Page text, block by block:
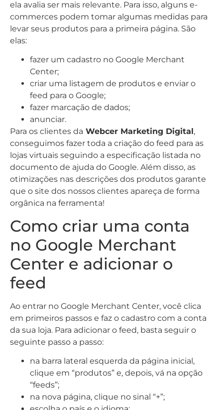
ela avalia ser mais relevante. Para isso, alguns e-
commerces podem tomar algumas medidas para
levar seus produtos para a primeira página. São
elas:
fazer um cadastro no Google Merchant
Center;
criar uma listagem de produtos e enviar o
feed para o Google;
fazer marcação de dados;
anunciar.
Para os clientes da Webcer Marketing Digital,
conseguimos fazer toda a criação do feed para as
lojas virtuais seguindo a especificação listada no
documento de ajuda do Google. Além disso, as
otimizações nas descrições dos produtos garante
que o site dos nossos clientes apareça de forma
orgânica na ferramenta!
Como criar uma conta
no Google Merchant
Center e adicionar o
feed
Ao entrar no Google Merchant Center, você clica
em primeiros passos e faz o cadastro com a conta
da sua loja. Para adicionar o feed, basta seguir o
seguinte passo a passo:
na barra lateral esquerda da página inicial,
clique em “produtos” e, depois, vá na opção
“feeds”;
na nova página, clique no sinal “+”;